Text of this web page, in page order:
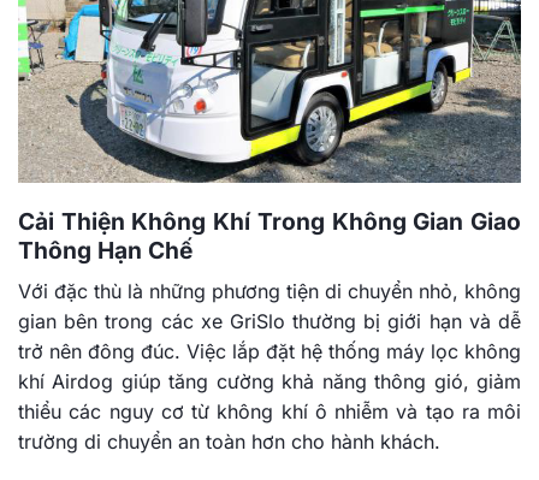
Cải Thiện Không Khí Trong Không Gian Giao
Thông Hạn Chế
Với đặc thù là những phương tiện di chuyển nhỏ, không
gian bên trong các xe GriSlo thường bị giới hạn và dễ
trở nên đông đúc. Việc lắp đặt hệ thống máy lọc không
khí Airdog giúp tăng cường khả năng thông gió, giảm
thiểu các nguy cơ từ không khí ô nhiễm và tạo ra môi
trường di chuyển an toàn hơn cho hành khách.